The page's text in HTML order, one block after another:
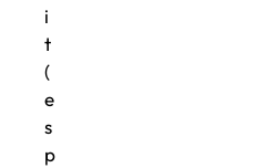
i
t
(
e
s
p